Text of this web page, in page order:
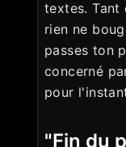
textes. Tant
rien ne
passes ton
concerné
pour
"Fin du